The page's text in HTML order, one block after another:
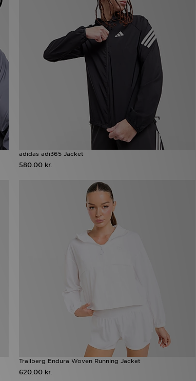
adidas adi365 Jacket
580.00 kr.
Trailberg Endura Woven Running Jacket
620.00 kr.